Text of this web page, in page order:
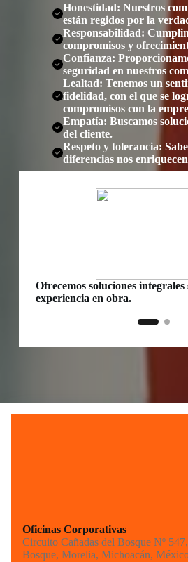
Honestidad: Nuestros
están regidos por la
Responsabilidad:
compromisos y
Confianza:
seguridad en nuestros
Lealtad: Tenemos un
fidelidad, con el que se
compromisos con la
Empatía: Buscamos
del cliente.
Respeto y tolerancia:
diferencias nos
Ofrecemos soluciones
experiencia en obra.
Oficinas Corporativas
Circuito Cañadas del Bosque Nº
Bosque, Morelia, Michoacán,